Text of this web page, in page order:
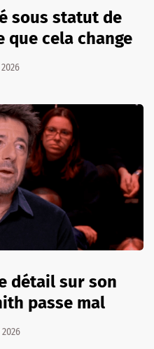
sous statut de
que cela change
détail sur son
passe mal